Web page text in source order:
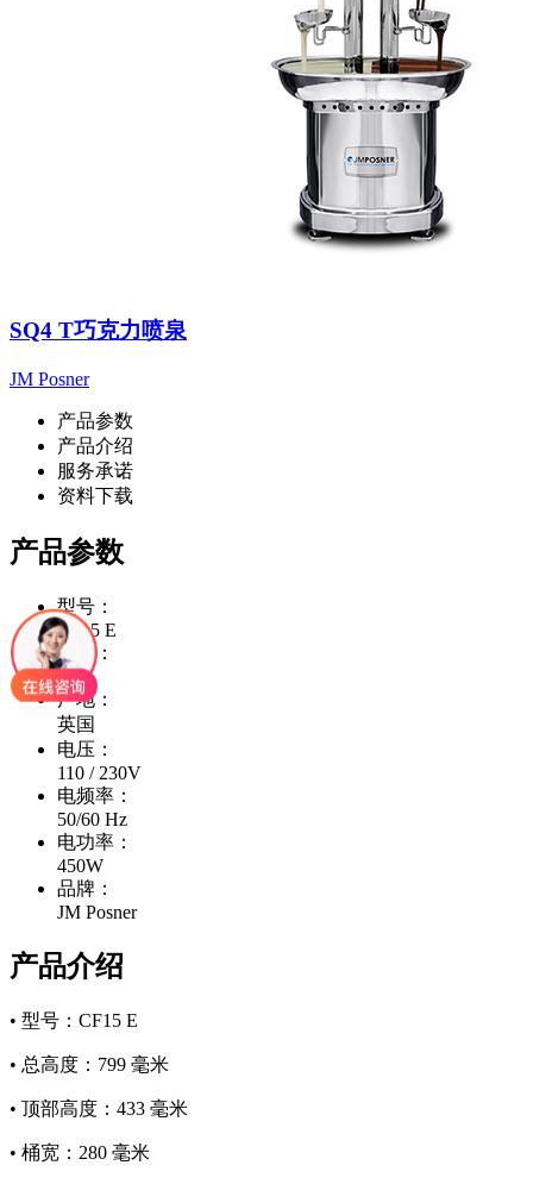
SQ4 T巧克力喷泉
JM Posner
产品参数
产品介绍
服务承诺
资料下载
产品参数
型号：
CF15 E
件装：
1
产地：
英国
电压：
110 / 230V
电频率：
50/60 Hz
电功率：
450W
品牌：
JM Posner
产品介绍
• 型号：CF15 E
• 总高度：799 毫米
• 顶部高度：433 毫米
• 桶宽：280 毫米